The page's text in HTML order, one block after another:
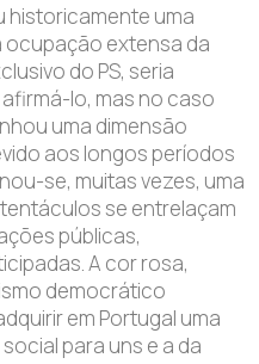
historicamente uma
ocupação extensa da
do PS, seria
lo, mas no caso
uma dimensão
aos longos períodos
se, muitas vezes, uma
se entrelaçam
públicas,
A cor rosa,
democrático
em Portugal uma
para uns e a da